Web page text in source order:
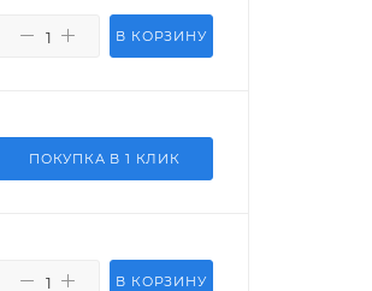
В КОРЗИНУ
ПОКУПКА В 1 КЛИК
В КОРЗИНУ